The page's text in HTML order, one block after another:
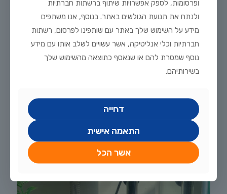
לקריאה נוספת
ופרסומות, לספק אפשרויות שיתוף ברשתות חברתיות
ולנתח את תנועת הגולשים באתר. בנוסף, אנו משתפים
מידע על השימוש שלך באתר עם שותפינו לפרסום, רשתות
חברתיות וכלי אנליטיקה, אשר עשויים לשלב אותו עם מידע
נוסף שמסרת להם או שנאסף כתוצאה מהשימוש שלך
בשירותיהם.
דחייה
התאמה אישית
אשר הכל